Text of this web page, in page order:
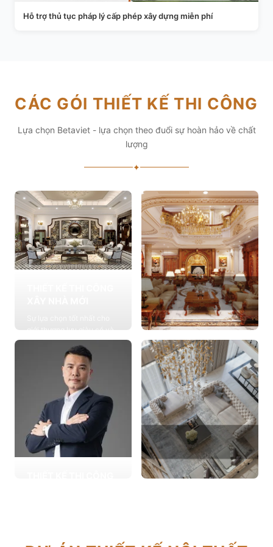
Hỗ trợ thủ tục pháp lý cấp phép xây dựng miễn phí
CÁC GÓI THIẾT KẾ THI CÔNG
Lựa chọn Betaviet - lựa chọn theo đuổi sự hoàn hảo về chất
lượng
✦
giới thượng lưu giàu có và
đẳng cấp, cung cấp các
giải pháp thiết kế chuyên
Xem chi tiết
THIẾT KẾ THI CÔNG
NỘI THẤT
Cung cấp các giải pháp
theo phong cách sống với
thiết kế nội thất thông minh
mang tính thẩm mỹ cao
Xem chi tiết
lựa chọn từ các gia đình